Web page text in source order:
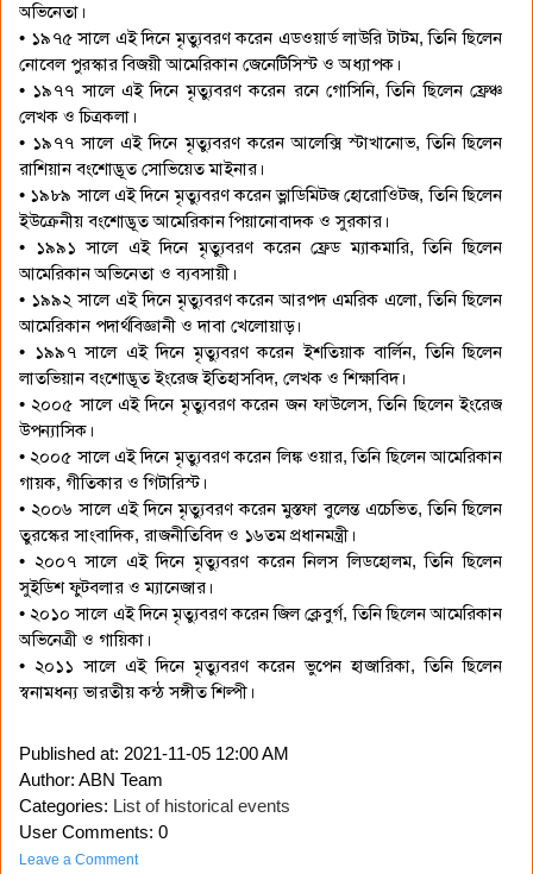
অভিনেতা।
• ১৯৭৫ সালে এই দিনে মৃত্যুবরণ করেন এডওয়ার্ড লাউরি টাটম, তিনি ছিলেন
নোবেল পুরস্কার বিজয়ী আমেরিকান জেনেটিসিস্ট ও অধ্যাপক।
• ১৯৭৭ সালে এই দিনে মৃত্যুবরণ করেন রনে গোসিনি, তিনি ছিলেন ফ্রেঞ্চ
লেখক ও চিত্রকলা।
• ১৯৭৭ সালে এই দিনে মৃত্যুবরণ করেন আলেক্সি স্টাখানোভ, তিনি ছিলেন
রাশিয়ান বংশোদ্ভূত সোভিয়েত মাইনার।
• ১৯৮৯ সালে এই দিনে মৃত্যুবরণ করেন ভ্লাডিমিটজ হোরোওিটজ, তিনি ছিলেন
ইউক্রেনীয় বংশোদ্ভূত আমেরিকান পিয়ানোবাদক ও সুরকার।
• ১৯৯১ সালে এই দিনে মৃত্যুবরণ করেন ফ্রেড ম্যাকমারি, তিনি ছিলেন
আমেরিকান অভিনেতা ও ব্যবসায়ী।
• ১৯৯২ সালে এই দিনে মৃত্যুবরণ করেন আরপদ এমরিক এলো, তিনি ছিলেন
আমেরিকান পদার্থবিজ্ঞানী ও দাবা খেলোয়াড়।
• ১৯৯৭ সালে এই দিনে মৃত্যুবরণ করেন ইশতিয়াক বার্লিন, তিনি ছিলেন
লাতভিয়ান বংশোদ্ভূত ইংরেজ ইতিহাসবিদ, লেখক ও শিক্ষাবিদ।
• ২০০৫ সালে এই দিনে মৃত্যুবরণ করেন জন ফাউলেস, তিনি ছিলেন ইংরেজ
উপন্যাসিক।
• ২০০৫ সালে এই দিনে মৃত্যুবরণ করেন লিঙ্ক ওয়ার, তিনি ছিলেন আমেরিকান
গায়ক, গীতিকার ও গিটারিস্ট।
• ২০০৬ সালে এই দিনে মৃত্যুবরণ করেন মুস্তফা বুলেন্ত এচেভিত, তিনি ছিলেন
তুরস্কের সাংবাদিক, রাজনীতিবিদ ও ১৬তম প্রধানমন্ত্রী।
• ২০০৭ সালে এই দিনে মৃত্যুবরণ করেন নিলস লিডহোলম, তিনি ছিলেন
সুইডিশ ফুটবলার ও ম্যানেজার।
• ২০১০ সালে এই দিনে মৃত্যুবরণ করেন জিল ক্লেবুর্গ, তিনি ছিলেন আমেরিকান
অভিনেত্রী ও গায়িকা।
• ২০১১ সালে এই দিনে মৃত্যুবরণ করেন ভুপেন হাজারিকা, তিনি ছিলেন
স্বনামধন্য ভারতীয় কন্ঠ সঙ্গীত শিল্পী।
Published at: 2021-11-05 12:00 AM
Author: ABN Team
Categories: List of historical events
User Comments: 0
Leave a Comment